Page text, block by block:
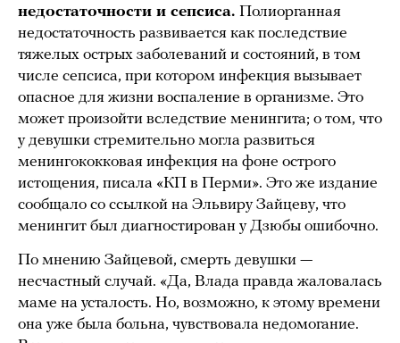
недостаточности и сепсиса. Полиорганная
недостаточность развивается как последствие
тяжелых острых заболеваний и состояний, в том
числе сепсиса, при котором инфекция вызывает
опасное для жизни воспаление в организме. Это
может произойти вследствие менингита; о том, что
у девушки стремительно могла развиться
менингококковая инфекция на фоне острого
истощения, писала «КП в Перми». Это же издание
сообщало со ссылкой на Эльвиру Зайцеву, что
менингит был диагностирован у Дзюбы ошибочно.
По мнению Зайцевой, смерть девушки —
несчастный случай. «Да, Влада правда жаловалась
маме на усталость. Но, возможно, к этому времени
она уже была больна, чувствовала недомогание.